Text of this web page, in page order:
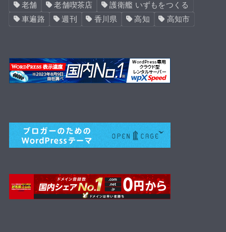
老舗
老舗喫茶店
護衛艦 いずもをつくる
車遍路
週刊 香川県 高知 高知市